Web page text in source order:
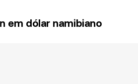
em dólar namibiano